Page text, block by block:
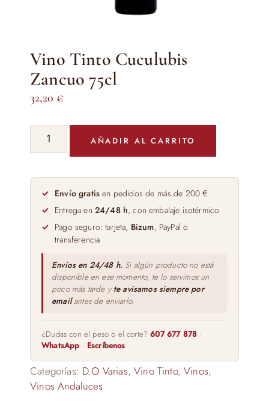
Vino Tinto Cuculubis
Zancuo 75cl
32,20 €
Vino
Tinto
Cuculubis
Zancuo
75cl
cantidad
AÑADIR AL CARRITO
Envío gratis en pedidos de más de 200 €
Entrega en 24/48 h, con embalaje isotérmico
Pago seguro: tarjeta, Bizum, PayPal o
transferencia
Envíos en 24/48 h. Si algún producto no está
disponible en ese momento, te lo servimos un
poco más tarde y te avisamos siempre por
emailantes de enviarlo.
¿Dudas con el peso o el corte?607 677 878 ·
WhatsApp · Escríbenos
Categorías: D.O Varias,Vino Tinto,Vinos,
Vinos Andaluces